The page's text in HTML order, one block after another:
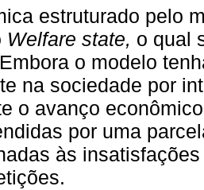
estruturado pelo
Welfare state, o qual
o modelo
na sociedade por
o avanço
por uma
às